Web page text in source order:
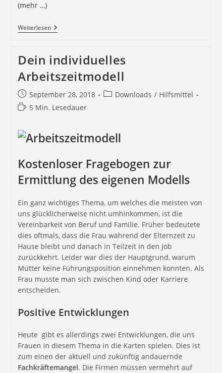
(mehr …)
Weiterlesen
Dein individuelles
Arbeitszeitmodell
September 28, 2018 Downloads / Hilfsmittel
5 Min. Lesedauer
Kostenloser Fragebogen zur
Ermittlung des eigenen Modells
Ein ganz wichtiges Thema, um welches die meisten von
uns glücklicherweise nicht umhinkommen, ist die
Vereinbarkeit von Beruf und Familie. Früher bedeutete
dies oftmals, dass die Frau während der Elternzeit zu
Hause bleibt und danach in Teilzeit in den Job
zurückkehrt. Leider war dies der Hauptgrund, warum
Mütter keine Führungsposition einnehmen konnten. Als
Frau musste man sich zwischen Kind oder Karriere
entscheiden.
Positive Entwicklungen
Heute gibt es allerdings zwei Entwicklungen, die uns
Frauen in diesem Thema in die Karten spielen. Dies ist
zum einen der aktuell und zukünftig andauernde
Fachkräftemangel. Die Firmen müssen vermehrt auf